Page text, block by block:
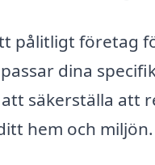
pålitligt företag
dina
säkerställa att
hem och miljön.